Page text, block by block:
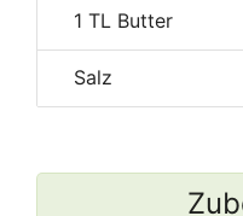
1 TL Butter
Salz